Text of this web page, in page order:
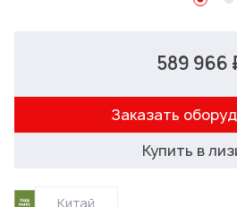
Китай
589 966
Заказать
Купить в